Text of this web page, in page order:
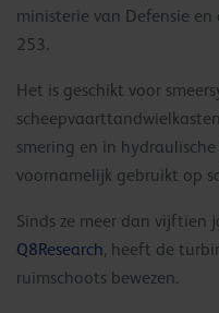
ministerie van Defensie en
253.
Het is geschikt voor
smering en in
voornamelijk gebruikt op
Sinds ze meer dan vijftien
Q8Research, heeft de
ruimschoots bewezen.